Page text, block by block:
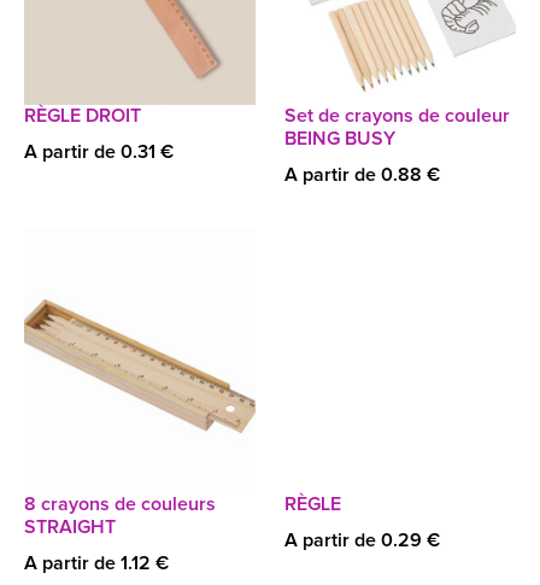
RÈGLE DROIT
A partir de 0.31 €
Set de crayons de couleur
BEING BUSY
A partir de 0.88 €
8 crayons de couleurs
STRAIGHT
A partir de 1.12 €
RÈGLE
A partir de 0.29 €